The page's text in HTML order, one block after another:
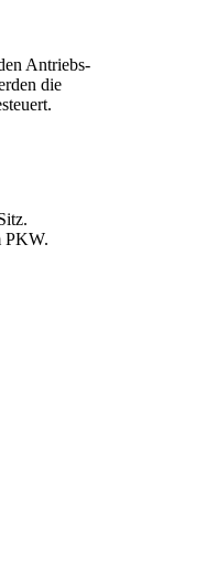
Antriebs-
die
PKW.